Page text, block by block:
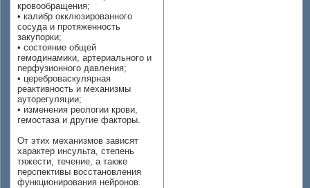
кровообращения;
• калибр окклюзированного
сосуда и протяженность
закупорки;
• состояние общей
гемодинамики, артериального и
перфузионного давления;
• цереброваскулярная
реактивность и механизмы
ауторегуляции;
• изменения реологии крови,
гемостаза и другие факторы.
От этих механизмов зависят
характер инсульта, степень
тяжести, течение, а также
перспективы восстановления
функционирования нейронов.